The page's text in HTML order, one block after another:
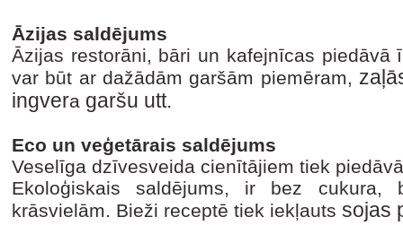
Āzijas saldējums
Āzijas restorāni, bāri un kafejnīcas piedāvā
var būt ar dažādām garšām piemēram,
ingvera garšu utt.
Eco un veģetārais saldējums
Veselīga dzīvesveida cienītājiem tiek
Ekoloģiskais saldējums, ir bez cukura,
krāsvielām. Bieži receptē tiek iekļauts sojas